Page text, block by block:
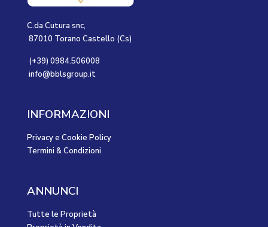
C.da Cutura snc,
87010 Torano Castello (Cs)
(+39) 0984.506008
info@bblsgroup.it
INFORMAZIONI
Privacy e Cookie Policy
Termini & Condizioni
ANNUNCI
Tutte le Proprietà